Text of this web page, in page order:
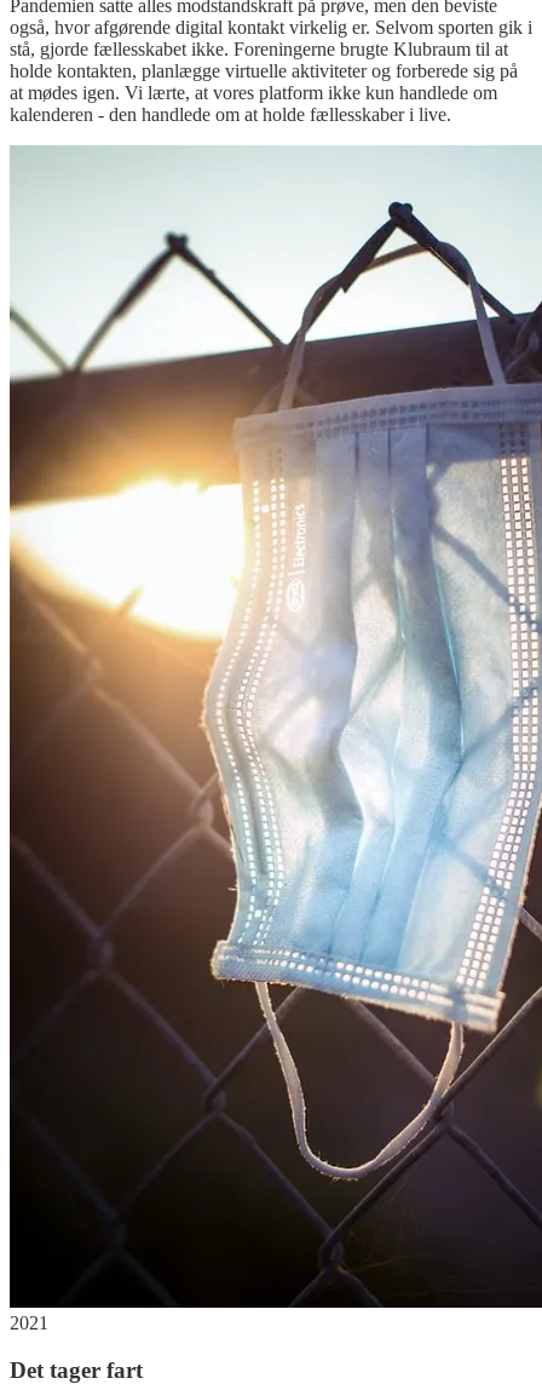
Pandemien satte alles modstandskraft på prøve, men den beviste
også, hvor afgørende digital kontakt virkelig er. Selvom sporten gik i
stå, gjorde fællesskabet ikke. Foreningerne brugte Klubraum til at
holde kontakten, planlægge virtuelle aktiviteter og forberede sig på
at mødes igen. Vi lærte, at vores platform ikke kun handlede om
kalenderen - den handlede om at holde fællesskaber i live.
2021
Det tager fart